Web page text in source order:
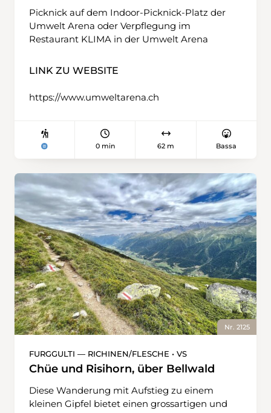
Picknick auf dem Indoor-Picknick-Platz der
Umwelt Arena oder Verpflegung im
Restaurant KLIMA in der Umwelt Arena
LINK ZU WEBSITE
https://www.umweltarena.ch
0 min 62 m Bassa
Nr. 2125
FURGGULTI — RICHINEN/FLESCHE • VS
Chüe und Risihorn, über Bellwald
Diese Wanderung mit Aufstieg zu einem
kleinen Gipfel bietet einen grossartigen und